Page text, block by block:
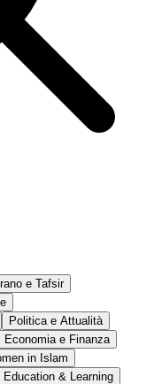
e Tafsir
Politica e Attualità
Economia e Finanza
in Islam
Education & Learning